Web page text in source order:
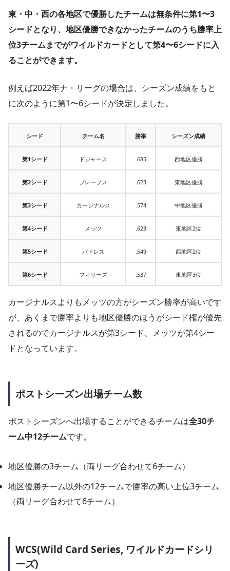
東・中・西の各地区で優勝したチームは無条件に第1〜3
シードとなり、地区優勝できなかったチームのうち勝率上
位3チームまでがワイルドカードとして第4〜6シードに入
ることができます。
例えば2022年ナ・リーグの場合は、シーズン成績をもと
に次のように第1〜6シードが決定しました。
シード チーム名 勝率 シーズン成績
第1シード ドジャース .685 西地区優勝
第2シード ブレーブス .623 東地区優勝
第3シード カージナルス .574 中地区優勝
第4シード メッツ .623 東地区2位
第5シード パドレス .549 西地区2位
第6シード フィリーズ .537 東地区3位
カージナルスよりもメッツの方がシーズン勝率が高いです
が、あくまで勝率よりも地区優勝のほうがシード権が優先
されるのでカージナルスが第3シード、メッツが第4シー
ドとなっています。
ポストシーズン出場チーム数
ポストシーズンへ出場することができるチームは全30チ
ーム中12チームです。
地区優勝の3チーム（両リーグ合わせて6チーム）
地区優勝チーム以外の12チームで勝率の高い上位3チーム
（両リーグ合わせて6チーム）
WCS(Wild Card Series, ワイルドカードシリ
ーズ)